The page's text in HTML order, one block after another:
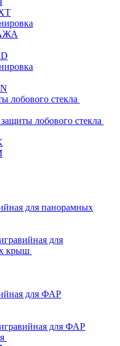
лобового стекла
лобового стекла
для панорамных
для
крыш
для ФАР
для ФАР